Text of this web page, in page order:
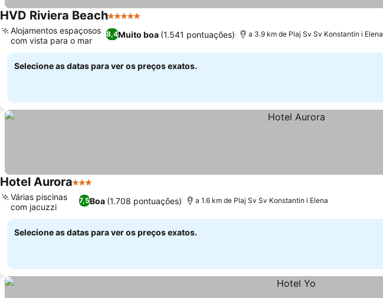
HVD Riviera Beach5 Estrelas
8,4Muito boa (1.541 pontuações)
Alojamentos espaçosos
com vista para o mar
a 3.9 km de Plaj Sv Sv Konstantin i Elena
Selecione as datas para ver os preços exatos.
Hotel Aurora3 Estrelas
7,5Boa (1.708 pontuações)
Várias piscinas
com jacuzzi
a 1.6 km de Plaj Sv Sv Konstantin i Elena
Selecione as datas para ver os preços exatos.